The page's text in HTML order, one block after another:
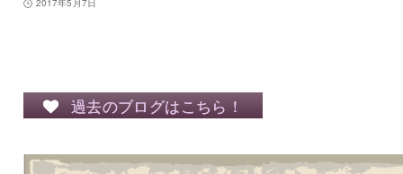
2017年5月7日
過去のブログはこちら！